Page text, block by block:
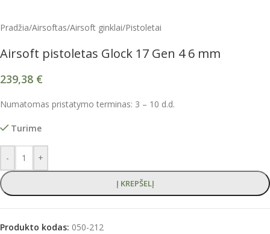
Pradžia/Airsoftas/Airsoft ginklai/Pistoletai
Airsoft pistoletas Glock 17 Gen 4 6 mm
239,38 €
Numatomas pristatymo terminas: 3 – 10 d.d.
Turime
- +
Į KREPŠELĮ
Produkto kodas: 050-212